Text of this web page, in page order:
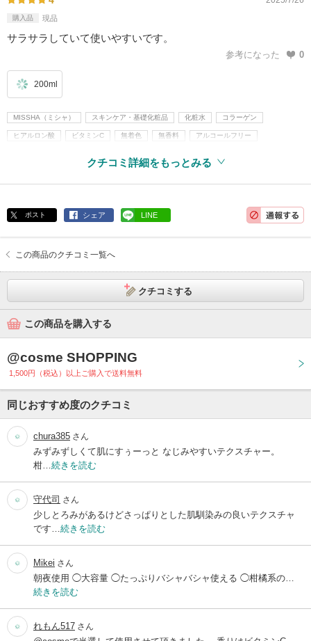
購入品 現品
サラサラしていて使いやすいです。
参考になった 0
200ml
MISSHA（ミシャ） スキンケア・基礎化粧品 化粧水 コラーゲン
ヒアルロン酸 ビタミンC 無着色 無香料 アルコールフリー
クチコミ詳細をもっとみる
ポスト シェア LINE
この商品のクチコミ一覧へ
クチコミする
この商品を購入する
@cosme SHOPPING
1,500円（税込）以上ご購入で送料無料
同じおすすめ度のクチコミ
chura385 さん
みずみずしくて肌にすぅーっと なじみやすいテクスチャー。
柑… 続きを読む
守代司 さん
少しとろみがあるけどさっぱりとした肌馴染みの良いテクスチャ
です… 続きを読む
Mikei さん
朝夜使用 ◯大容量 ◯たっぷりバシャバシャ使える ◯柑橘系の…
続きを読む
れもん517 さん